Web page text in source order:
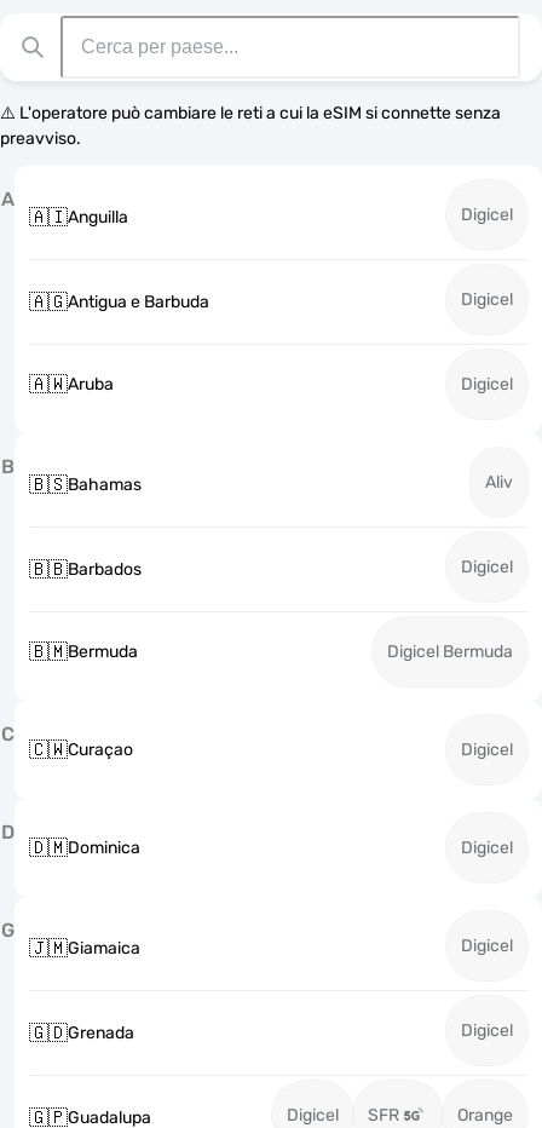
⚠️ L'operatore può cambiare le reti a cui la eSIM si connette senza
preavviso.
A
🇦🇮Anguilla Digicel
🇦🇬Antigua e Barbuda Digicel
🇦🇼Aruba Digicel
B
🇧🇸Bahamas Aliv
🇧🇧Barbados Digicel
🇧🇲Bermuda Digicel Bermuda
C
🇨🇼Curaçao Digicel
D
🇩🇲Dominica Digicel
G
🇯🇲Giamaica Digicel
🇬🇩Grenada Digicel
🇬🇵Guadalupa Digicel SFR Orange